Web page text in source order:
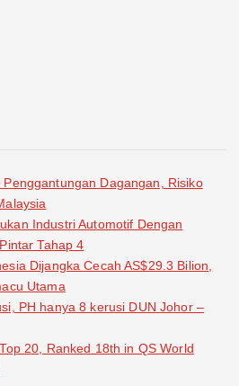
Dagangan, Risiko
Industri Automotif Dengan
Tahap 4
Dijangka Cecah AS$29.3 Bilion,
Utama
PH hanya 8 kerusi DUN Johor –
20, Ranked 18th in QS World